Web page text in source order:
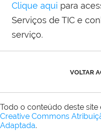
Clique aqui para
Serviços de TIC e
serviço.
VOLTAR
Todo o conteúdo deste
Creative Commons
Adaptada.